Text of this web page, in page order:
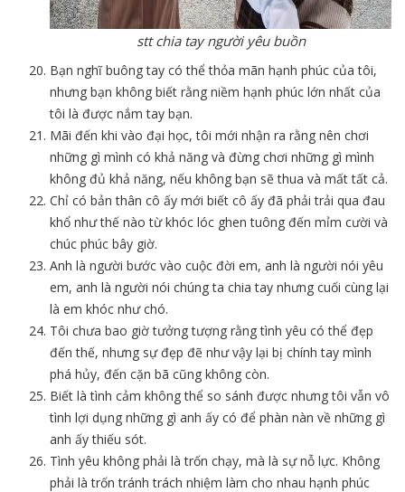
stt chia tay người yêu buồn
Bạn nghĩ buông tay có thể thỏa mãn hạnh phúc của tôi,
nhưng bạn không biết rằng niềm hạnh phúc lớn nhất của
tôi là được nắm tay bạn.
Mãi đến khi vào đại học, tôi mới nhận ra rằng nên chơi
những gì mình có khả năng và đừng chơi những gì mình
không đủ khả năng, nếu không bạn sẽ thua và mất tất cả.
Chỉ có bản thân cô ấy mới biết cô ấy đã phải trải qua đau
khổ như thế nào từ khóc lóc ghen tuông đến mỉm cười và
chúc phúc bây giờ.
Anh là người bước vào cuộc đời em, anh là người nói yêu
em, anh là người nói chúng ta chia tay nhưng cuối cùng lại
là em khóc như chó.
Tôi chưa bao giờ tưởng tượng rằng tình yêu có thể đẹp
đến thế, nhưng sự đẹp đẽ như vậy lại bị chính tay mình
phá hủy, đến cặn bã cũng không còn.
Biết là tình cảm không thể so sánh được nhưng tôi vẫn vô
tình lợi dụng những gì anh ấy có để phàn nàn về những gì
anh ấy thiếu sót.
Tình yêu không phải là trốn chạy, mà là sự nỗ lực. Không
phải là trốn tránh trách nhiệm làm cho nhau hạnh phúc